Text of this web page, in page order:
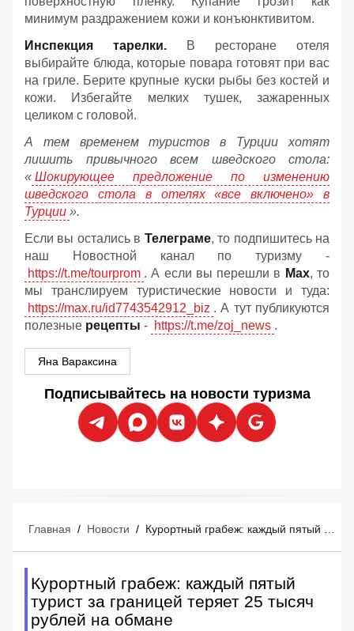
минимум раздражением кожи и конъюнктивитом.
Инспекция тарелки. В ресторане отеля
выбирайте блюда, которые повара готовят при вас
на гриле. Берите крупные куски рыбы без костей и
кожи. Избегайте мелких тушек, зажаренных
целиком с головой.
А тем временем туристов в Турции хотят
лишить привычного всем шведского стола:
« Шокирующее предложение по изменению
шведского стола в отелях «все включено» в
Турции ».
Если вы остались в Телеграме, то подпишитесь на
наш Новостной канал по туризму -
https://t.me/tourprom . А если вы перешли в Мах, то
мы транслируем туристические новости и туда:
https://max.ru/id7743542912_biz . А тут публикуются
полезные рецепты - https://t.me/zoj_news .
Яна Вараксина
Подписывайтесь на новости туризма
Главная / Новости / Курортный грабеж: каждый пятый турист за границей теряет 25 тысяч рублей на обмане
Курортный грабеж: каждый пятый
турист за границей теряет 25 тысяч
рублей на обмане